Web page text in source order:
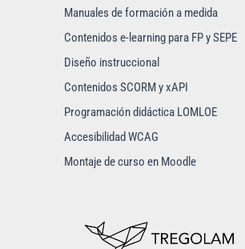
Manuales de formación a medida
Contenidos e-learning para FP y SEPE
Diseño instruccional
Contenidos SCORM y xAPI
Programación didáctica LOMLOE
Accesibilidad WCAG
Montaje de curso en Moodle